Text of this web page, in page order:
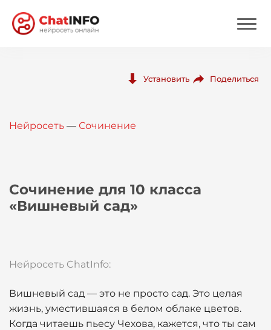
Вход
Установить Поделиться
Нейросеть — Сочинение
Сочинение для 10 класса
«Вишневый сад»
Нейросеть ChatInfo:
Вишневый сад — это не просто сад. Это целая
жизнь, уместившаяся в белом облаке цветов.
Когда читаешь пьесу Чехова, кажется, что ты сам